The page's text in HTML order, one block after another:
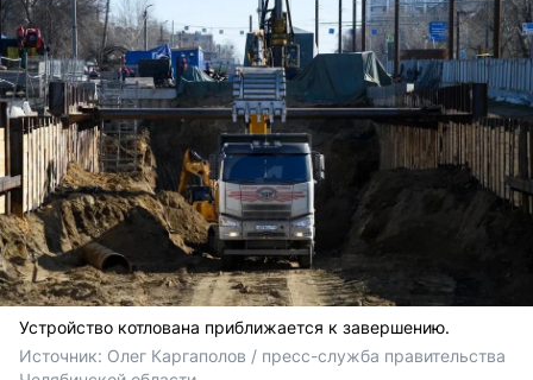
Устройство котлована приближается к завершению.
Источник: Олег Каргаполов / пресс-служба правительства